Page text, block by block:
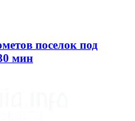
поселок под
мин